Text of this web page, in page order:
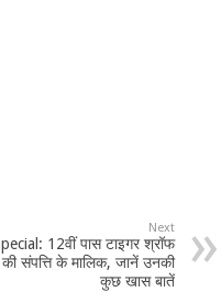
Next
12वीं पास टाइगर श्रॉफ
संपत्ति के मालिक, जानें उनकी
कुछ खास बातें